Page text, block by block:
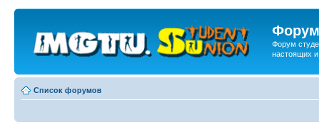
Форум
настоящих
Список форумов